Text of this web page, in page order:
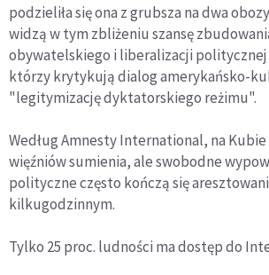
podzieliła się ona z grubsza na dwa
widzą w tym zbliżeniu szansę
obywatelskiego i liberalizacji politycznej
którzy krytykują dialog amerykańsko-
"legitymizację dyktatorskiego reżimu".
Według Amnesty International, na
więźniów sumienia, ale swobodne
polityczne często kończą się
kilkugodzinnym.
Tylko 25 proc. ludności ma dostęp do